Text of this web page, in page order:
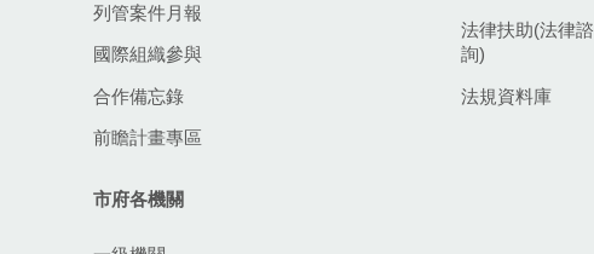
列管案件月報
國際組織參與
合作備忘錄
前瞻計畫專區
法律扶助(法律諮
詢)
法規資料庫
市府各機關